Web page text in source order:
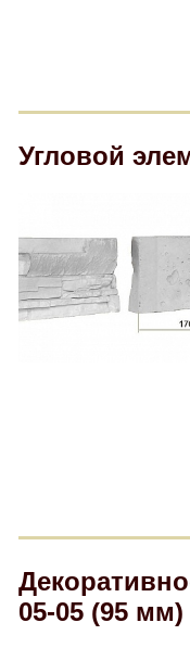
Угловой
05-05 (95 мм)